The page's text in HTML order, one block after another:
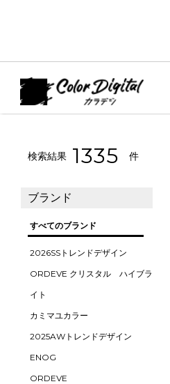
検索結果 1335 件
ブランド
すべてのブランド
2026SSトレンドデザイン
ORDEVE クリスタル ハイブラ
イト
カミマユカラー
2025AWトレンドデザイン
ENOG
ORDEVE